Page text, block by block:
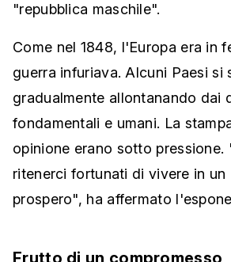
"repubblica maschile".
Come nel 1848, l'Europa era in
guerra infuriava. Alcuni Paesi si
gradualmente allontanando dai
fondamentali e umani. La
opinione erano sotto pressione.
ritenerci fortunati di vivere in un
prospero", ha affermato